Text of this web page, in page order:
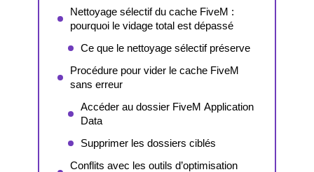
Nettoyage sélectif du cache FiveM :
pourquoi le vidage total est dépassé
Ce que le nettoyage sélectif préserve
Procédure pour vider le cache FiveM
sans erreur
Accéder au dossier FiveM Application
Data
Supprimer les dossiers ciblés
Conflits avec les outils d’optimisation